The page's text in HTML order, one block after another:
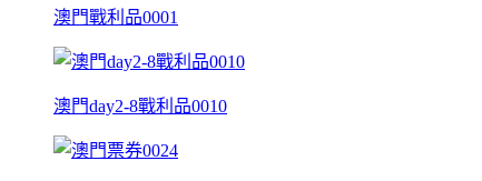
澳門戰利品0001
澳門day2-8戰利品0010